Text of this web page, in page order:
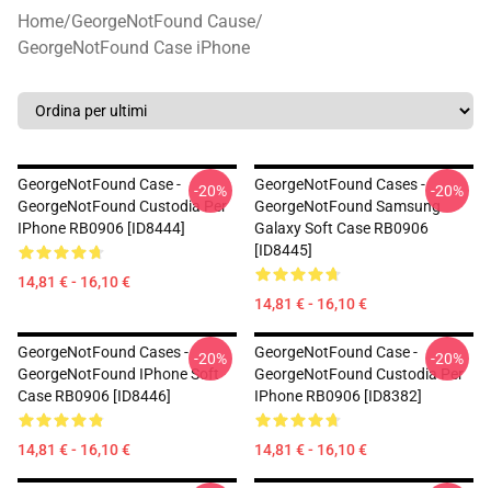
Home/GeorgeNotFound Cause/
GeorgeNotFound Case iPhone
GeorgeNotFound Case -
GeorgeNotFound Custodia Per
IPhone RB0906 [ID8444]
14,81 € - 16,10 €
-20%
GeorgeNotFound Cases -
GeorgeNotFound Samsung
Galaxy Soft Case RB0906
[ID8445]
14,81 € - 16,10 €
-20%
GeorgeNotFound Cases -
GeorgeNotFound IPhone Soft
Case RB0906 [ID8446]
14,81 € - 16,10 €
-20%
GeorgeNotFound Case -
GeorgeNotFound Custodia Per
IPhone RB0906 [ID8382]
14,81 € - 16,10 €
-20%